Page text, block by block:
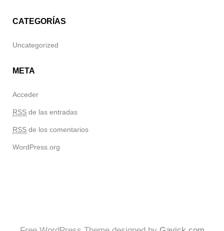
CATEGORÍAS
Uncategorized
META
Acceder
RSS de las entradas
RSS de los comentarios
WordPress.org